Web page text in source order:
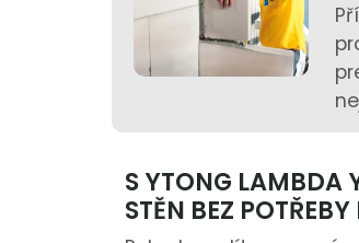
S YTONG LAMBDA
STĚN BEZ